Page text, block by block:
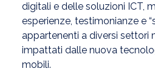
digitali e delle soluzioni ICT,
esperienze, testimonianze e
appartenenti a diversi settori
impattati dalle nuova
mobili.